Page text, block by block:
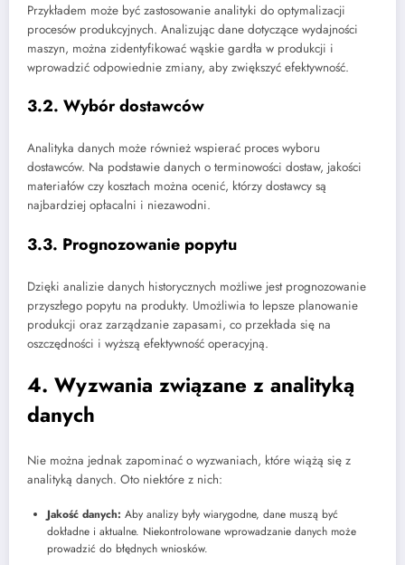
Przykładem może być zastosowanie analityki do optymalizacji
procesów produkcyjnych. Analizując dane dotyczące wydajności
maszyn, można zidentyfikować wąskie gardła w produkcji i
wprowadzić odpowiednie zmiany, aby zwiększyć efektywność.
3.2. Wybór dostawców
Analityka danych może również wspierać proces wyboru
dostawców. Na podstawie danych o terminowości dostaw, jakości
materiałów czy kosztach można ocenić, którzy dostawcy są
najbardziej opłacalni i niezawodni.
3.3. Prognozowanie popytu
Dzięki analizie danych historycznych możliwe jest prognozowanie
przyszłego popytu na produkty. Umożliwia to lepsze planowanie
produkcji oraz zarządzanie zapasami, co przekłada się na
oszczędności i wyższą efektywność operacyjną.
4. Wyzwania związane z analityką
danych
Nie można jednak zapominać o wyzwaniach, które wiążą się z
analityką danych. Oto niektóre z nich:
Jakość danych: Aby analizy były wiarygodne, dane muszą być
dokładne i aktualne. Niekontrolowane wprowadzanie danych może
prowadzić do błędnych wniosków.